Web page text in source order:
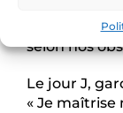
sportifs de
selon nos
Le jour J,
« Je maîtrise